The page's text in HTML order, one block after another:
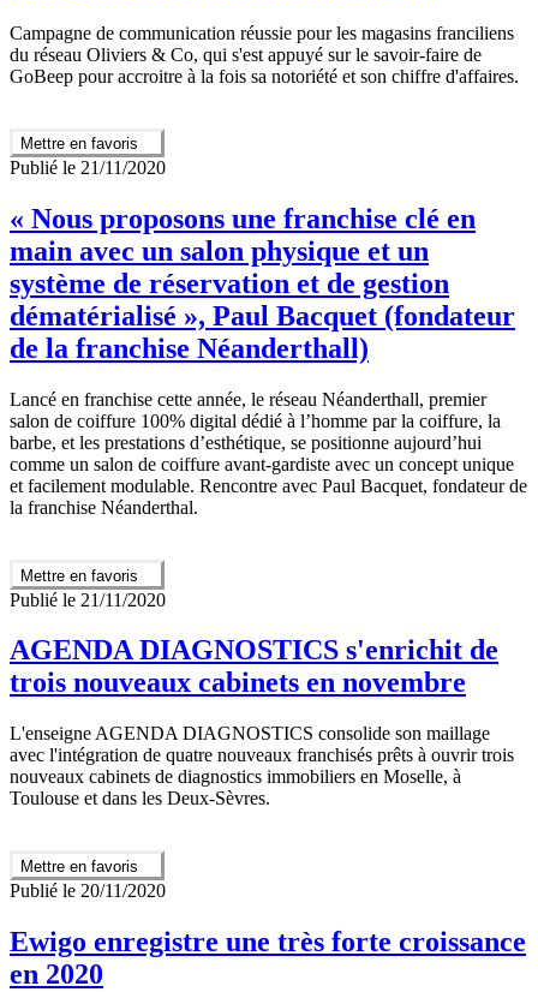
Campagne de communication réussie pour les magasins franciliens
du réseau Oliviers & Co, qui s'est appuyé sur le savoir-faire de
GoBeep pour accroitre à la fois sa notoriété et son chiffre d'affaires.
Mettre en favoris
Publié le 21/11/2020
« Nous proposons une franchise clé en
main avec un salon physique et un
système de réservation et de gestion
dématérialisé », Paul Bacquet (fondateur
de la franchise Néanderthall)
Lancé en franchise cette année, le réseau Néanderthall, premier
salon de coiffure 100% digital dédié à l’homme par la coiffure, la
barbe, et les prestations d’esthétique, se positionne aujourd’hui
comme un salon de coiffure avant-gardiste avec un concept unique
et facilement modulable. Rencontre avec Paul Bacquet, fondateur de
la franchise Néanderthal.
Mettre en favoris
Publié le 21/11/2020
AGENDA DIAGNOSTICS s'enrichit de
trois nouveaux cabinets en novembre
L'enseigne AGENDA DIAGNOSTICS consolide son maillage
avec l'intégration de quatre nouveaux franchisés prêts à ouvrir trois
nouveaux cabinets de diagnostics immobiliers en Moselle, à
Toulouse et dans les Deux-Sèvres.
Mettre en favoris
Publié le 20/11/2020
Ewigo enregistre une très forte croissance
en 2020